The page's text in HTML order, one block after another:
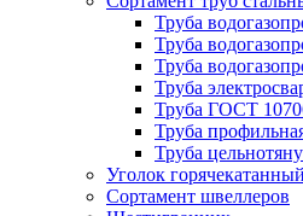
Труба
Труба
Труба
Труба
Труба ГОСТ
Труба
Труба
Уголок горячекатанный
Сортамент швеллеров